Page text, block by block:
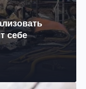
себе